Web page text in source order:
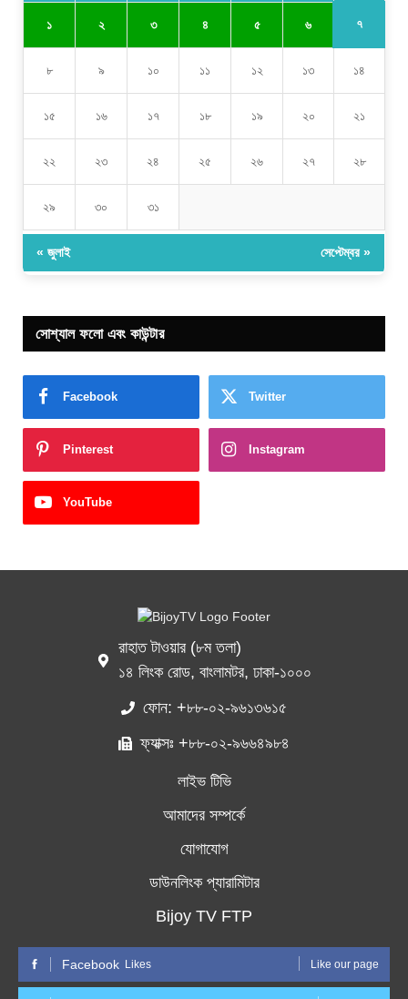
১ ২ ৩ ৪ ৫ ৬ ৭
৮ ৯ ১০ ১১ ১২ ১৩ ১৪
১৫ ১৬ ১৭ ১৮ ১৯ ২০ ২১
২২ ২৩ ২৪ ২৫ ২৬ ২৭ ২৮
২৯ ৩০ ৩১
« জুলাই সেপ্টেম্বর »
সোশ্যাল ফলো এবং কাউন্টার
Facebook Twitter
Pinterest Instagram
YouTube
রাহাত টাওয়ার (৮ম তলা)
১৪ লিংক রোড, বাংলামটর, ঢাকা-১০০০
ফোন: +৮৮-০২-৯৬১৩৬১৫
ফ্যাক্সঃ +৮৮-০২-৯৬৬৪৯৮৪
লাইভ টিভি
আমাদের সম্পর্কে
যোগাযোগ
ডাউনলিংক প্যারামিটার
Bijoy TV FTP
Facebook Likes Like our page